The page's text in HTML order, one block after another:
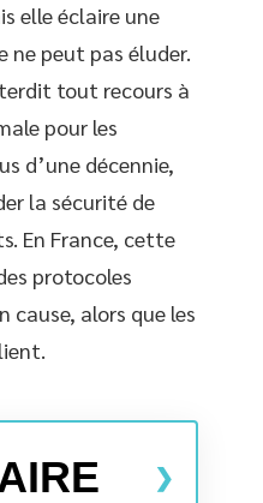
elle éclaire une
ne peut pas éluder.
tout recours à
pour les
d’une décennie,
la sécurité de
En France, cette
protocoles
cause, alors que les